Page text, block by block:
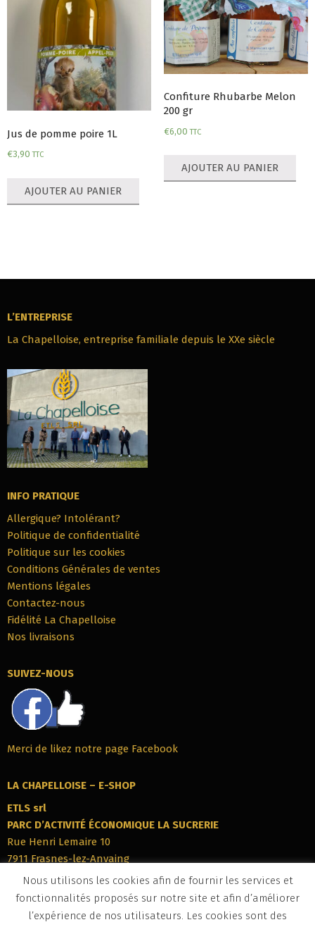
Jus de pomme poire 1L
€3,90 TTC
AJOUTER AU PANIER
Confiture Rhubarbe Melon
200 gr
€6,00 TTC
AJOUTER AU PANIER
L’ENTREPRISE
La Chapelloise, entreprise familiale depuis le XXe siècle
INFO PRATIQUE
Allergique? Intolérant?
Politique de confidentialité
Politique sur les cookies
Conditions Générales de ventes
Mentions légales
Contactez-nous
Fidélité La Chapelloise
Nos livraisons
SUIVEZ-NOUS
Merci de likez notre page Facebook
LA CHAPELLOISE – E-SHOP
ETLS srl
PARC‭ ‬D’ACTIVITÉ ÉCONOMIQUE LA SUCRERIE
Rue Henri Lemaire 10
7911‭ ‬Frasnes-lez-Anvaing
Belgique
Tél : +32 (0)69 76 69 22
info@eshop-lachapelloise.be
Nous utilisons les cookies afin de fournir les services et
fonctionnalités proposés sur notre site et afin d’améliorer
l’expérience de nos utilisateurs. Les cookies sont des